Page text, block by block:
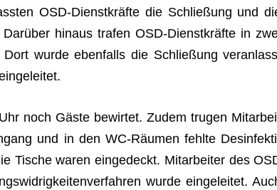
OSD-Dienst­kräfte die Schlie­ßung und
hin­aus tra­fen OSD-Dienst­kräfte in
wurde eben­falls die Schlie­ßung
noch Gäste bewir­tet. Zudem tru­gen
und in den WC-Räu­men fehlte
Tische waren ein­ge­deckt. Mit­ar­bei­ter des
wurde ein­ge­lei­tet.